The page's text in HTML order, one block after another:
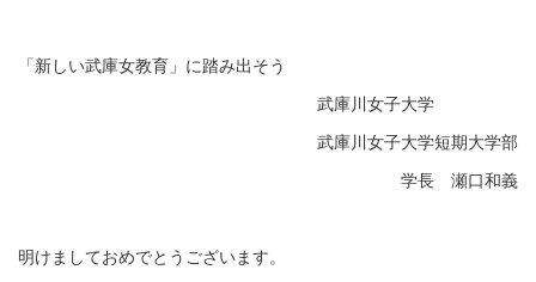
「新しい武庫女教育」に踏み出そう
武庫川女子大学
武庫川女子大学短期大学部
学長 瀬口和義
明けましておめでとうございます。